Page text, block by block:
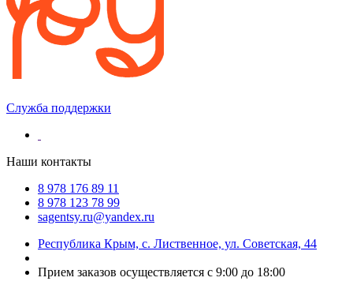
Служба поддержки
Наши контакты
8 978 176 89 11
8 978 123 78 99
sagentsy.ru@yandex.ru
Республика Крым, с. Лиственное, ул. Советская, 44
Прием заказов осуществляется с 9:00 до 18:00